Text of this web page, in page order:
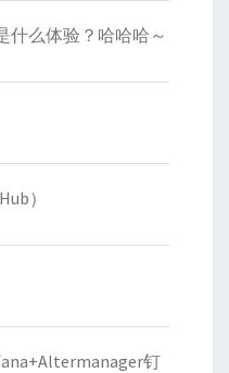
什么体验？哈哈哈～
）
钉